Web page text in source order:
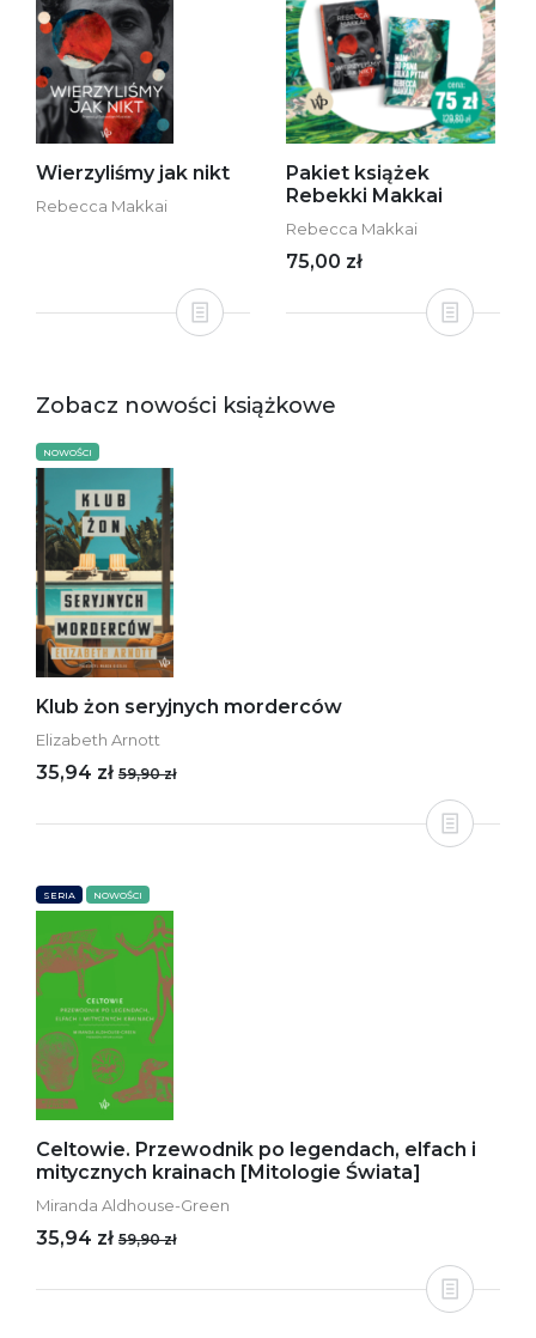
Wierzyliśmy jak nikt
Rebecca Makkai
Pakiet książek
Rebekki Makkai
Rebecca Makkai
75,00 zł
Zobacz nowości książkowe
NOWOŚCI
Klub żon seryjnych morderców
Elizabeth Arnott
35,94 zł 59,90 zł
SERIA NOWOŚCI
Celtowie. Przewodnik po legendach, elfach i
mitycznych krainach [Mitologie Świata]
Miranda Aldhouse-Green
35,94 zł 59,90 zł